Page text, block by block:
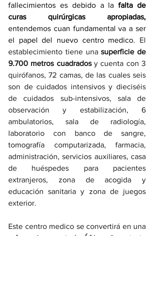
fallecimientos es debido a la falta de
curas quirúrgicas apropiadas,
entendemos cuan fundamental va a ser
el papel del nuevo centro medico. El
establecimiento tiene una superficie de
9.700 metros cuadrados y cuenta con 3
quirófanos, 72 camas, de las cuales seis
son de cuidados intensivos y dieciséis
de cuidados sub-intensivos, sala de
observación y estabilización, 6
ambulatorios, sala de radiología,
laboratorio con banco de sangre,
tomografía computarizada, farmacia,
administración, servicios auxiliares, casa
de huéspedes para pacientes
extranjeros, zona de acogida y
educación sanitaria y zona de juegos
exterior.
referencia para toda África
. Cuando le